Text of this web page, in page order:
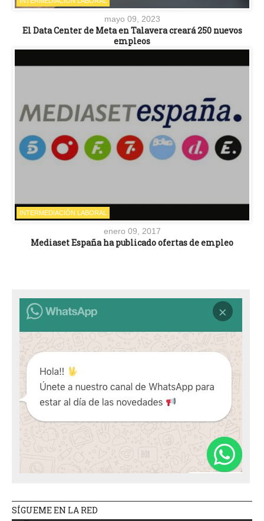
mayo 09, 2023
El Data Center de Meta en Talavera creará 250 nuevos
empleos
INTERMEDIACIÓN LABORAL
enero 09, 2017
Mediaset España ha publicado ofertas de empleo
SÍGUEME EN LA RED